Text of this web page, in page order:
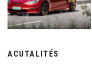
ACUTALITÉS